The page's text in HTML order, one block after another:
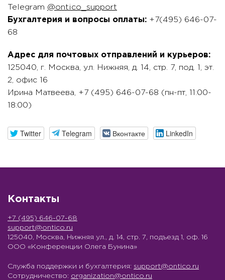
Telegram @ontico_support
Бухгалтерия и вопросы оплаты: +7(495) 646-07-
68
Адрес для почтовых отправлений и курьеров:
125040, г. Москва, ул. Нижняя, д. 14, стр. 7, под. 1, эт.
2, офис 16
Ирина Матвеева, +7 (495) 646-07-68‬ (пн-пт, 11:00-
18:00)
Twitter Telegram Вконтакте LinkedIn
Контакты
+7 (495) 646-07-68
support@ontico.ru
125040, Москва, Нижняя ул., д. 14, стр. 7, подъезд 1, оф. 16
ООО «Конференции Олега Бунина»
Служба поддержки и бухгалтерия: support@ontico.ru
Сотрудничество: organization@ontico.ru